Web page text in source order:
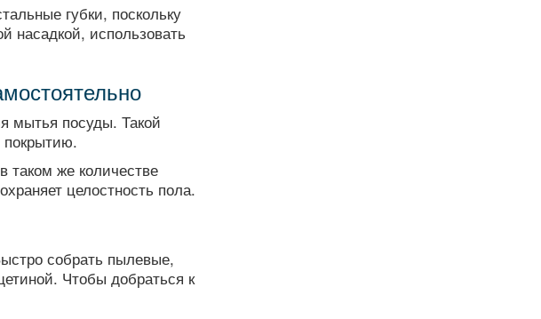
губки, поскольку
насадкой, использовать
мытья посуды. Такой
покрытию.
таком же количестве
целостность пола.
собрать пылевые,
Чтобы добраться к